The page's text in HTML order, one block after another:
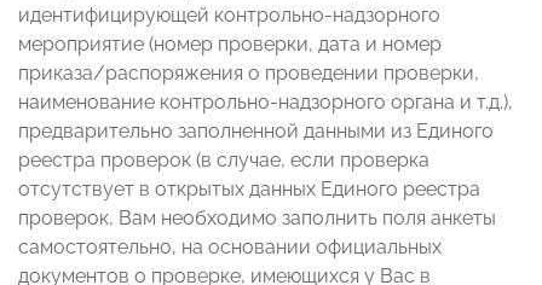
идентифицирующей контрольно-надзорного
мероприятие (номер проверки, дата и номер
приказа/распоряжения о проведении проверки,
наименование контрольно-надзорного органа и т.д.),
предварительно заполненной данными из Единого
реестра проверок (в случае, если проверка
отсутствует в открытых данных Единого реестра
проверок, Вам необходимо заполнить поля анкеты
самостоятельно, на основании официальных
документов о проверке, имеющихся у Вас в